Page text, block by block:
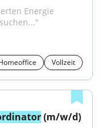
Energie
suchen..."
Vollzeit
(m/w/d)